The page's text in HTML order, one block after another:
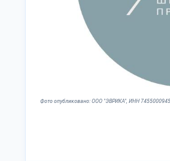
Фото опубликовано: ООО "ЭВРИКА", ИНН